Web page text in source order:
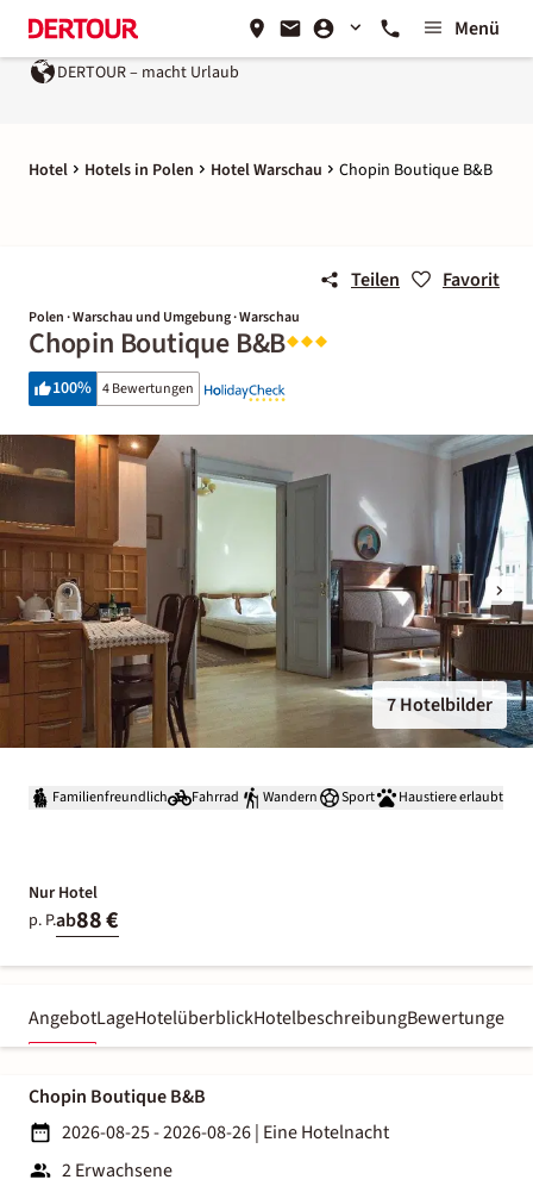
Menü
DERTOUR – macht Urlaub
Hotel Hotels in Polen Hotel Warschau Chopin Boutique B&B
Teilen Favorit
Polen · Warschau und Umgebung · Warschau
Chopin Boutique B&B
100% 4 Bewertungen
7 Hotelbilder
Familienfreundlich Fahrrad Wandern Sport Haustiere erlaubt
Nur Hotel
p. P.ab88 €
AngebotLageHotelüberblickHotelbeschreibungBewertungen
Chopin Boutique B&B
2026-08-25 - 2026-08-26| Eine Hotelnacht
2 Erwachsene